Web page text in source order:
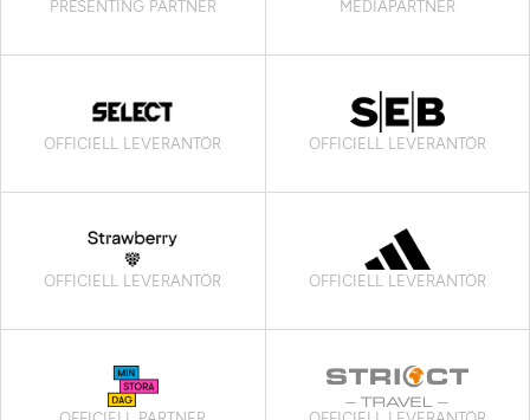
PRESENTING PARTNER
MEDIAPARTNER
OFFICIELL LEVERANTÖR OFFICIELL LEVERANTÖR
OFFICIELL LEVERANTÖR OFFICIELL LEVERANTÖR